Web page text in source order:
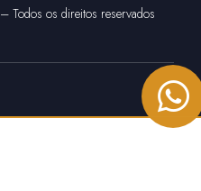
– Todos os direitos reservados